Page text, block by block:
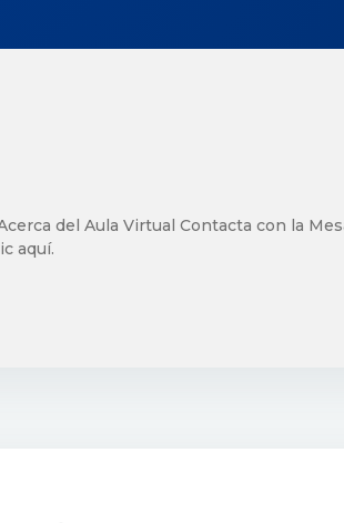
del Aula Virtual Contacta con la
aquí.